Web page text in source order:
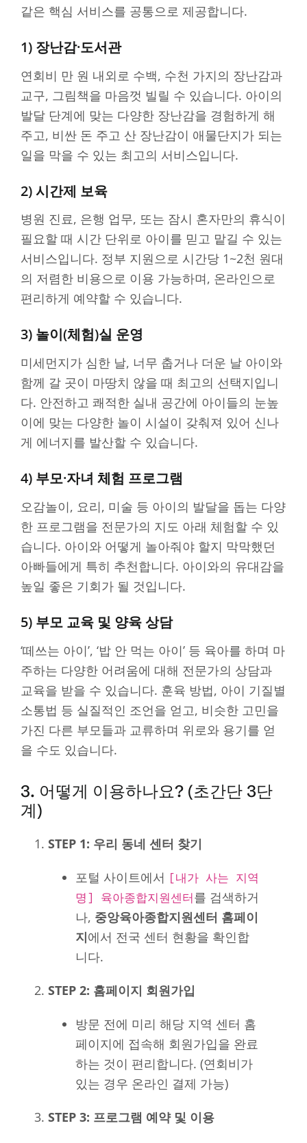
같은 핵심 서비스를 공통으로 제공합니다.
1) 장난감·도서관
연회비 만 원 내외로 수백, 수천 가지의 장난감과
교구, 그림책을 마음껏 빌릴 수 있습니다. 아이의
발달 단계에 맞는 다양한 장난감을 경험하게 해
주고, 비싼 돈 주고 산 장난감이 애물단지가 되는
일을 막을 수 있는 최고의 서비스입니다.
2) 시간제 보육
병원 진료, 은행 업무, 또는 잠시 혼자만의 휴식이
필요할 때 시간 단위로 아이를 믿고 맡길 수 있는
서비스입니다. 정부 지원으로 시간당 1~2천 원대
의 저렴한 비용으로 이용 가능하며, 온라인으로
편리하게 예약할 수 있습니다.
3) 놀이(체험)실 운영
미세먼지가 심한 날, 너무 춥거나 더운 날 아이와
함께 갈 곳이 마땅치 않을 때 최고의 선택지입니
다. 안전하고 쾌적한 실내 공간에 아이들의 눈높
이에 맞는 다양한 놀이 시설이 갖춰져 있어 신나
게 에너지를 발산할 수 있습니다.
4) 부모·자녀 체험 프로그램
오감놀이, 요리, 미술 등 아이의 발달을 돕는 다양
한 프로그램을 전문가의 지도 아래 체험할 수 있
습니다. 아이와 어떻게 놀아줘야 할지 막막했던
아빠들에게 특히 추천합니다. 아이와의 유대감을
높일 좋은 기회가 될 것입니다.
5) 부모 교육 및 양육 상담
‘떼쓰는 아이’, ‘밥 안 먹는 아이’ 등 육아를 하며 마
주하는 다양한 어려움에 대해 전문가의 상담과
교육을 받을 수 있습니다. 훈육 방법, 아이 기질별
소통법 등 실질적인 조언을 얻고, 비슷한 고민을
가진 다른 부모들과 교류하며 위로와 용기를 얻
을 수도 있습니다.
3. 어떻게 이용하나요? (초간단 3단
계)
STEP 1: 우리 동네 센터 찾기
포털 사이트에서 [내가 사는 지역
명] 육아종합지원센터를 검색하거
나, 중앙육아종합지원센터 홈페이
지에서 전국 센터 현황을 확인합
니다.
STEP 2: 홈페이지 회원가입
방문 전에 미리 해당 지역 센터 홈
페이지에 접속해 회원가입을 완료
하는 것이 편리합니다. (연회비가
있는 경우 온라인 결제 가능)
STEP 3: 프로그램 예약 및 이용